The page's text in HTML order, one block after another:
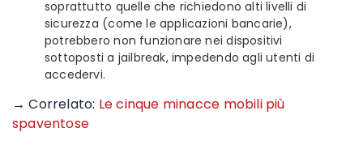
soprattutto quelle che richiedono alti livelli di
sicurezza (come le applicazioni bancarie),
potrebbero non funzionare nei dispositivi
sottoposti a jailbreak, impedendo agli utenti di
accedervi.
→ Correlato: Le cinque minacce mobili più
spaventose